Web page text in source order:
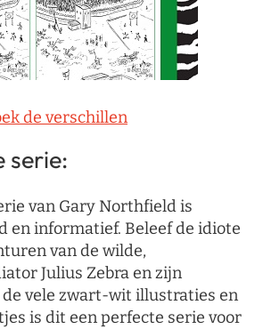
de verschillen
serie:
van Gary Northfield is
en informatief. Beleef de idiote
van de wilde,
Julius Zebra en zijn
vele zwart-wit illustraties en
is dit een perfecte serie voor